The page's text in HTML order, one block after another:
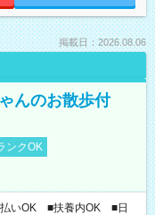
掲載日：2026.08.06
んのお散歩付
ンクOK
いOK ■扶養内OK ■日